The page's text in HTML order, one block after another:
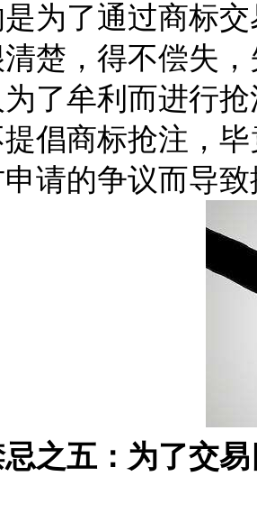
为了通过商标
楚，得不偿失
了牟利而进行
倡商标抢注，
请的争议而导
之五：为了交